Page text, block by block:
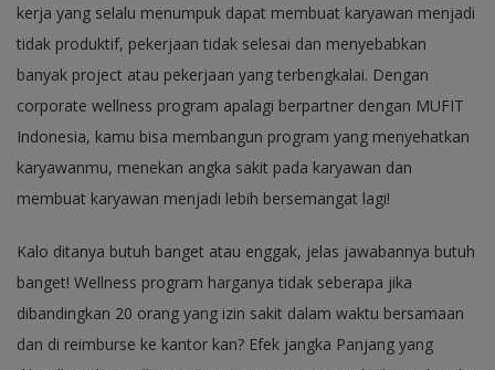
kerja yang selalu menumpuk dapat membuat karyawan menjadi
tidak produktif, pekerjaan tidak selesai dan menyebabkan
banyak project atau pekerjaan yang terbengkalai. Dengan
corporate wellness program apalagi berpartner dengan MUFIT
Indonesia, kamu bisa membangun program yang menyehatkan
karyawanmu, menekan angka sakit pada karyawan dan
membuat karyawan menjadi lebih bersemangat lagi!
Kalo ditanya butuh banget atau enggak, jelas jawabannya butuh
banget! Wellness program harganya tidak seberapa jika
dibandingkan 20 orang yang izin sakit dalam waktu bersamaan
dan di reimburse ke kantor kan? Efek jangka Panjang yang